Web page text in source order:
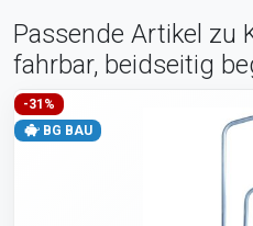
Passende Artikel zu
fahrbar, beidseitig
-31%
BG BAU